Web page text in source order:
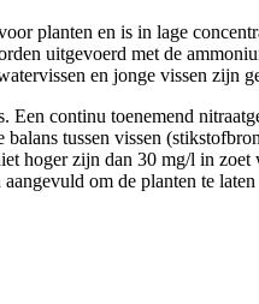
planten en is in lage
uitgevoerd met de
en jonge vissen zijn
continu toenemend
tussen vissen
hoger zijn dan 30 mg/l in
om de planten te